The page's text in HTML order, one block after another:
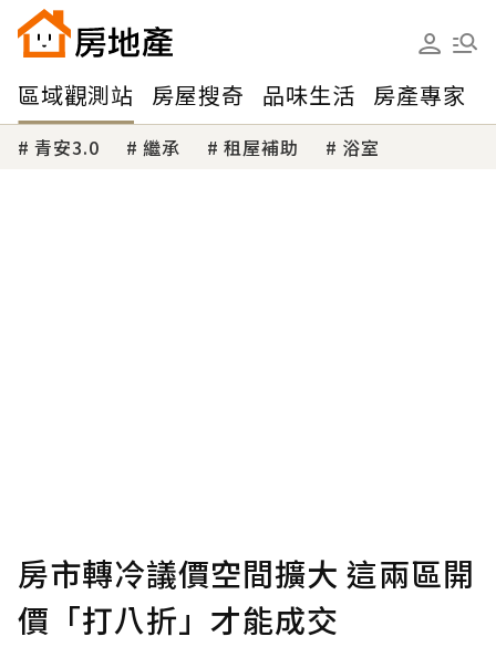
區域觀測站 房屋搜奇 品味生活 房產專家
青安3.0 繼承 租屋補助 浴室
房市轉冷議價空間擴大 這兩區開
價「打八折」才能成交